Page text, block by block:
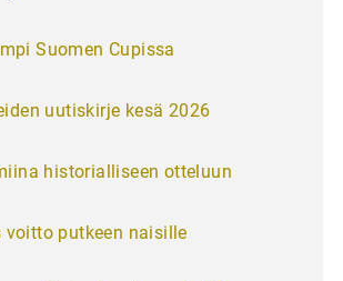
Suomen Cupissa
uutiskirje kesä 2026
historialliseen otteluun
voitto putkeen naisille